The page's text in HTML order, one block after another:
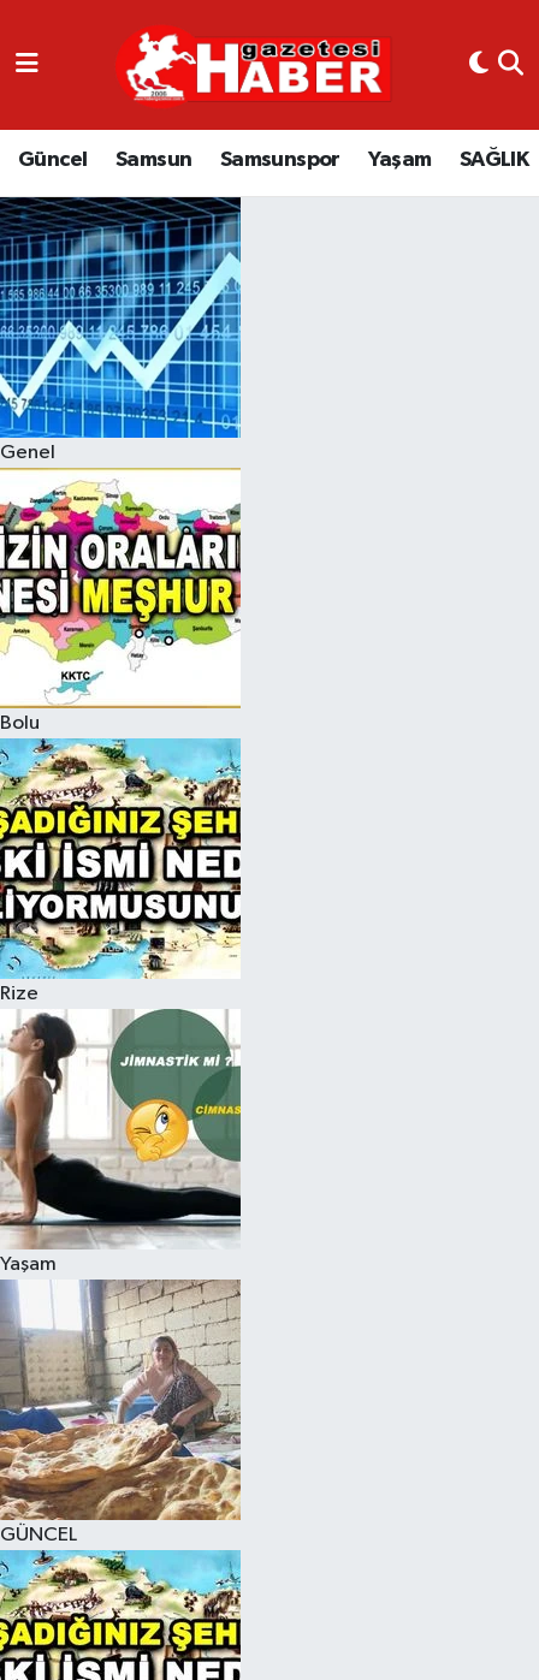
Güncel Samsun Samsunspor Yaşam SAĞLIK
Genel
Bolu
Rize
Yaşam
GÜNCEL
GÜNCEL
SAMSUN
SAMSUNSPOR
EKONOMİ
YAŞAM